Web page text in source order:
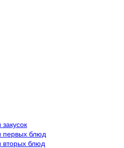
первых блюд
вторых блюд